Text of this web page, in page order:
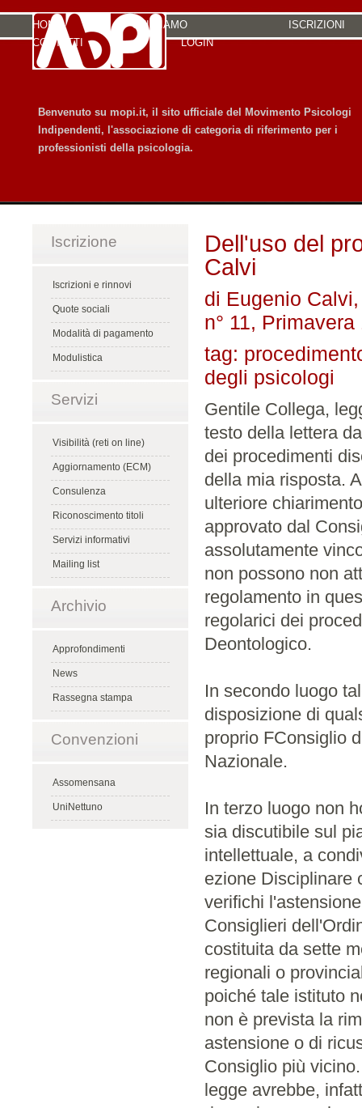
HOME CHI SIAMO
ISCRIZIONI
CONTATTI
LOGIN
Benvenuto su mopi.it, il sito ufficiale del Movimento Psicologi
Indipendenti, l'associazione di categoria di riferimento per i
professionisti della psicologia.
Iscrizione
Iscrizioni e rinnovi
Quote sociali
Modalità di pagamento
Modulistica
Servizi
Visibilità (reti on line)
Aggiornamento (ECM)
Consulenza
Riconoscimento titoli
Servizi informativi
Mailing list
Archivio
Approfondimenti
News
Rassegna stampa
Convenzioni
Assomensana
UniNettuno
Dell'uso del
Calvi
di Eugenio
n° 11, Primavera
tag:
degli psicologi
Gentile Collega,
testo della lettera
dei procedimenti
della mia risposta.
ulteriore
approvato dal
assolutamente
non possono non
regolamento in
regolarici dei
Deontologico.
In secondo luogo
disposizione di
proprio FConsiglio
Nazionale.
In terzo luogo non
sia discutibile sul
intellettuale, a
ezione Disciplinare
verifichi
Consiglieri
costituita da sette
regionali o
poiché tale istituto
non è prevista la
astensione o di
Consiglio più
legge avrebbe,